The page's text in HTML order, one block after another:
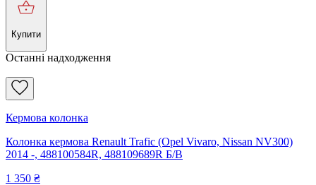
Купити
Останні надходження
Кермова колонка
Колонка кермова Renault Trafic (Opel Vivaro, Nissan NV300)
2014 -, 488100584R, 488109689R Б/В
1 350 ₴